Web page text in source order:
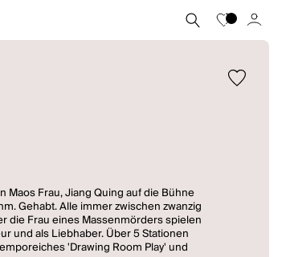
Frau, Jiang Quing auf die Bühne
Gehabt. Alle immer zwischen zwanzig
die Frau eines Massenmörders spielen
und als Liebhaber. Über 5 Stationen
'Drawing Room Play' und